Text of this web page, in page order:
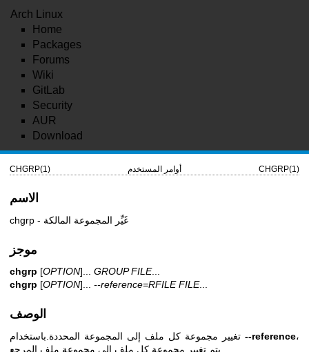
Arch Linux
Home
Packages
Forums
Wiki
GitLab
Security
AUR
Download
CHGRP(1) أوامر المستخدم CHGRP(1)
الاسم
chgrp - غَيِّر المجموعة المالكة
موجز
chgrp [OPTION]... GROUP FILE...
chgrp [OPTION]... --reference=RFILE FILE...
الوصف
--reference،